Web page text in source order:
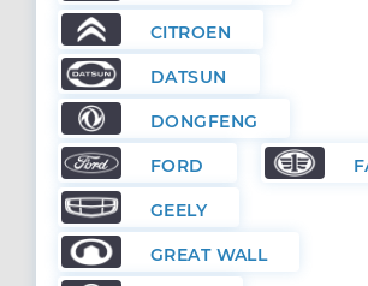
CITROEN
DATSUN
DONGFENG
FORD
GEELY
GREAT WALL